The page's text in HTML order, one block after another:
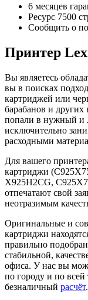
6 месяцев
Ресурс 7500
Сообщить о
Принтер
Вы являетесь
вы в поисках
картриджей или
барабанов и
попали в нужный и
исключительно
расходными
Для вашего
картриджи
X925H2CG,
отпечатают свой
неотразимым
Оригинальные и
картриджи
правильно
стабильной,
офиса. У нас вы
по городу и по
безналичный расчёт.